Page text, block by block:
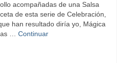
acompañadas de una Salsa
de esta serie de Celebración,
han resultado diría yo, Mágica
… Continuar